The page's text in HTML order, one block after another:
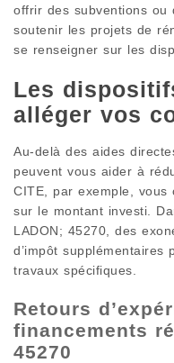
offrir des subventions
soutenir les projets de
se renseigner sur les
Les
alléger vos
Au-delà des aides
peuvent vous aider à
CITE, par exemple, vous
sur le montant investi.
LADON; 45270, des
d’impôt
travaux spécifiques.
Retours
financements
45270